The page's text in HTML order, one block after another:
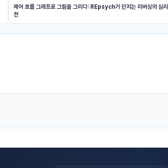
제어 흐름 그래프로 그림을 그리다: REpsych가 던지는 리버싱의 심리
전